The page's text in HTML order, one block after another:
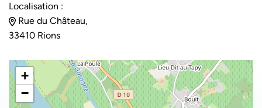
Localisation :
Rue du Château,
33410 Rions
+
−